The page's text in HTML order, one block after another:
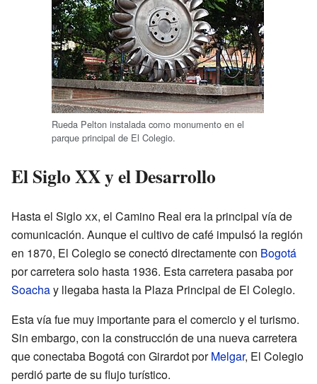
Rueda Pelton instalada como monumento en el
parque principal de El Colegio.
El Siglo XX y el Desarrollo
Hasta el Sigloxx, el Camino Real era la principal vía de
comunicación. Aunque el cultivo de café impulsó la región
en 1870, El Colegio se conectó directamente con Bogotá
por carretera solo hasta 1936. Esta carretera pasaba por
Soachay llegaba hasta la Plaza Principal de El Colegio.
Esta vía fue muy importante para el comercio y el turismo.
Sin embargo, con la construcción de una nueva carretera
que conectaba Bogotá con Girardot porMelgar, El Colegio
perdió parte de su flujo turístico.